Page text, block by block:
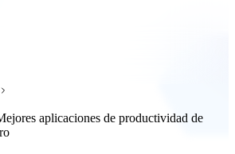
aplicaciones de productividad de